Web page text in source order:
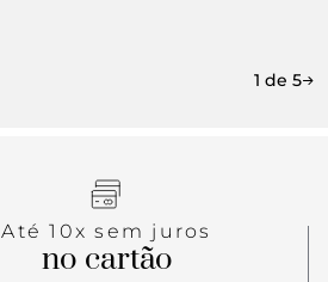
1 de 5
Até 10x sem juros
no cartão